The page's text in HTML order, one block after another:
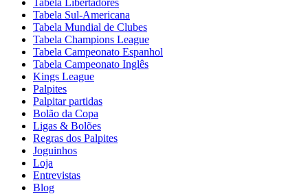
Tabela Libertadores
Tabela Sul-Americana
Tabela Mundial de Clubes
Tabela Champions League
Tabela Campeonato Espanhol
Tabela Campeonato Inglês
Kings League
Palpites
Palpitar partidas
Bolão da Copa
Ligas & Bolões
Regras dos Palpites
Joguinhos
Loja
Entrevistas
Blog